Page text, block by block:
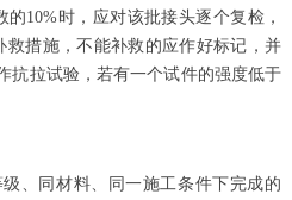
10%时，应对该批接头逐个复检，
措施，不能补救的应作好标记，并
抗拉试验，若有一个试件的强度低于
、同材料、同一施工条件下完成的